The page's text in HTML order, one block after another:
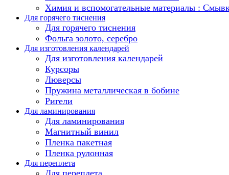
Химия и вспомогательные материалы :
Для горячего тиснения
Для горячего тиснения
Фольга золото, серебро
Для изготовления календарей
Для изготовления календарей
Курсоры
Люверсы
Пружина металлическая в бобине
Ригели
Для ламинирования
Для ламинирования
Магнитный винил
Пленка пакетная
Пленка рулонная
Для переплета
Для переплета